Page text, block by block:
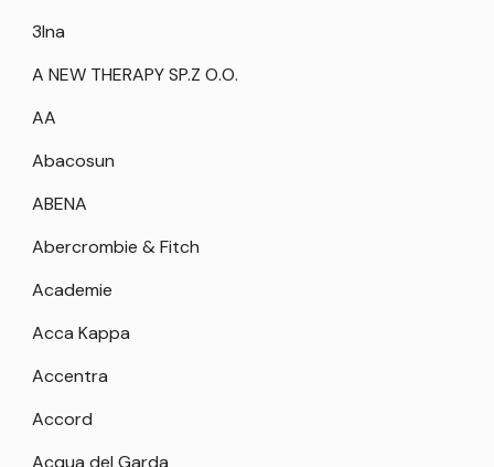
3Ina
A NEW THERAPY SP.Z O.O.
AA
Abacosun
ABENA
Abercrombie & Fitch
Academie
Acca Kappa
Accentra
Accord
Acqua del Garda